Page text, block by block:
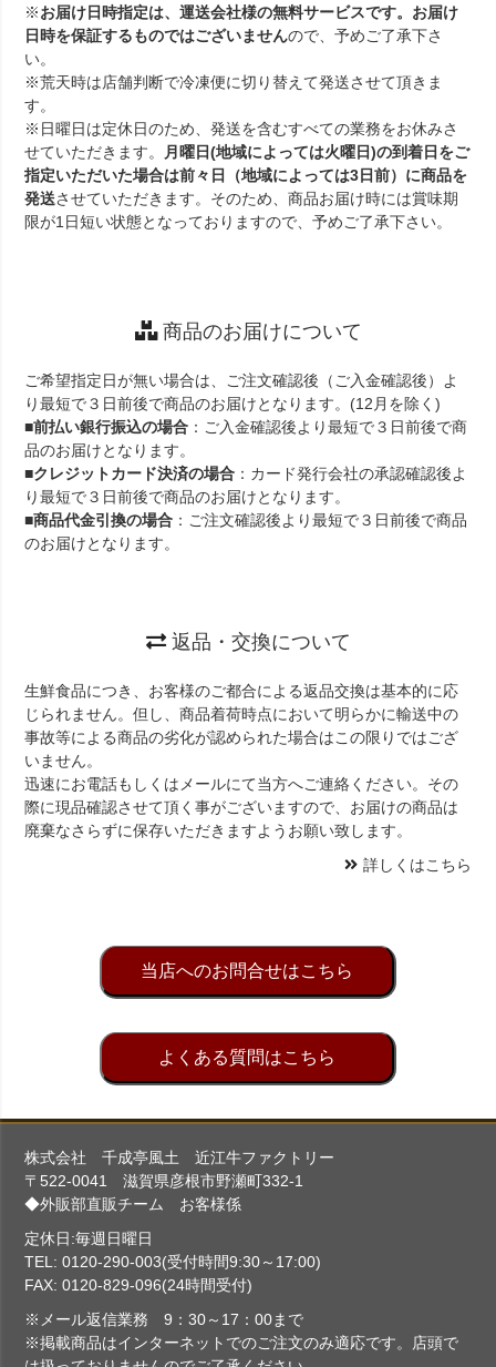
※お届け日時指定は、運送会社様の無料サービスです。お届け
日時を保証するものではございませんので、予めご了承下さ
い。
※荒天時は店舗判断で冷凍便に切り替えて発送させて頂きま
す。
※日曜日は定休日のため、発送を含むすべての業務をお休みさ
せていただきます。
月曜日(地域によっては火曜日)の到着日をご
指定いただいた場合は前々日（地域によっては3日前）に商品を
発送させていただきます。そのため、商品お届け時には賞味期
限が1日短い状態となっておりますので、予めご了承下さい。
商品のお届けについて
ご希望指定日が無い場合は、ご注文確認後（ご入金確認後）よ
り最短で３日前後で商品のお届けとなります。(12月を除く)
■前払い銀行振込の場合 ：ご入金確認後より最短で３日前後で商
品のお届けとなります。
■クレジットカード決済の場合 ：カード発行会社の承認確認後よ
り最短で３日前後で商品のお届けとなります。
■商品代金引換の場合 ：ご注文確認後より最短で３日前後で商品
のお届けとなります。
返品・交換について
生鮮食品につき、お客様のご都合による返品交換は基本的に応
じられません。但し、商品着荷時点において明らかに輸送中の
事故等による商品の劣化が認められた場合はこの限りではござ
いません。
迅速にお電話もしくはメールにて当方へご連絡ください。その
際に現品確認させて頂く事がございますので、お届けの商品は
廃棄なさらずに保存いただきますようお願い致します。
詳しくはこちら
当店へのお問合せはこちら
よくある質問はこちら
株式会社 千成亭風土 近江牛ファクトリー
〒522-0041 滋賀県彦根市野瀬町332-1
◆外販部直販チーム お客様係
定休日:毎週日曜日
TEL: 0120-290-003(受付時間9:30～17:00)
FAX: 0120-829-096(24時間受付)
※メール返信業務 9：30～17：00まで
※掲載商品はインターネットでのご注文のみ適応です。店頭で